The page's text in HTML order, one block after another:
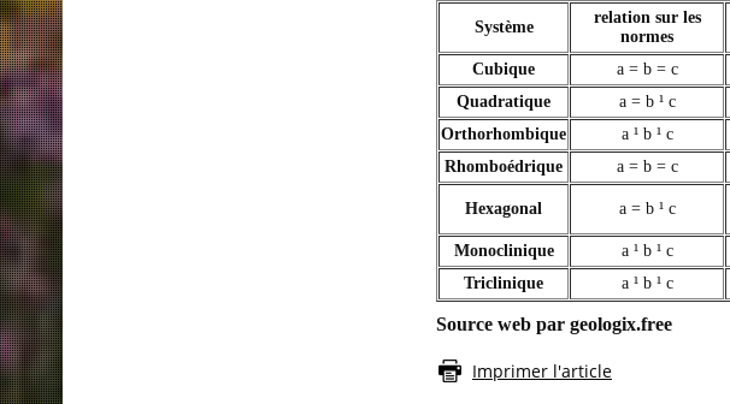
Système
relation sur les
normes
Cubique
a = b = c
Quadratique
a = b ¹ c
Orthorhombique
a ¹ b ¹ c
Rhomboédrique
a = b = c
Hexagonal a = b ¹ c
Monoclinique a ¹ b ¹ c
Triclinique
a ¹ b ¹ c
Source web par geologix.free
Imprimer l'article